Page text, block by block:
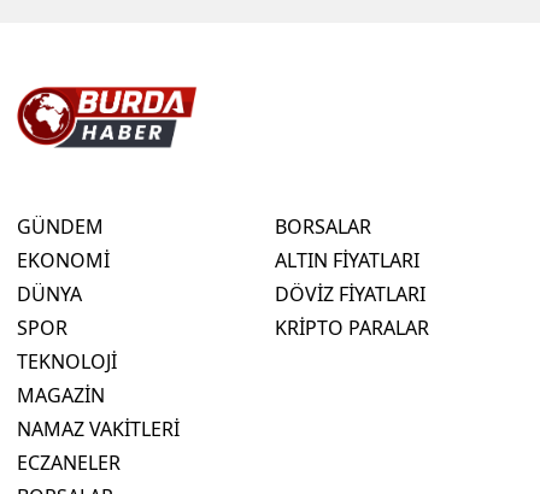
GÜNDEM
EKONOMİ
DÜNYA
SPOR
TEKNOLOJİ
MAGAZİN
NAMAZ VAKİTLERİ
ECZANELER
BORSALAR
ALTIN FİYATLARI
DÖVİZ FİYATLARI
KRİPTO PARALAR